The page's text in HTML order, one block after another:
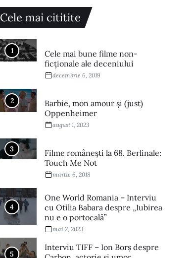
Cele mai cititite
1
Cele mai bune filme non-
ficționale ale deceniului
decembrie 6, 2019
2
Barbie, mon amour și (just)
Oppenheimer
august 1, 2023
3
Filme româneşti la 68. Berlinale:
Touch Me Not
martie 6, 2018
4
One World Romania – Interviu
cu Otilia Babara despre „Iubirea
nu e o portocală”
mai 2, 2023
5
Interviu TIFF – Ion Borș despre